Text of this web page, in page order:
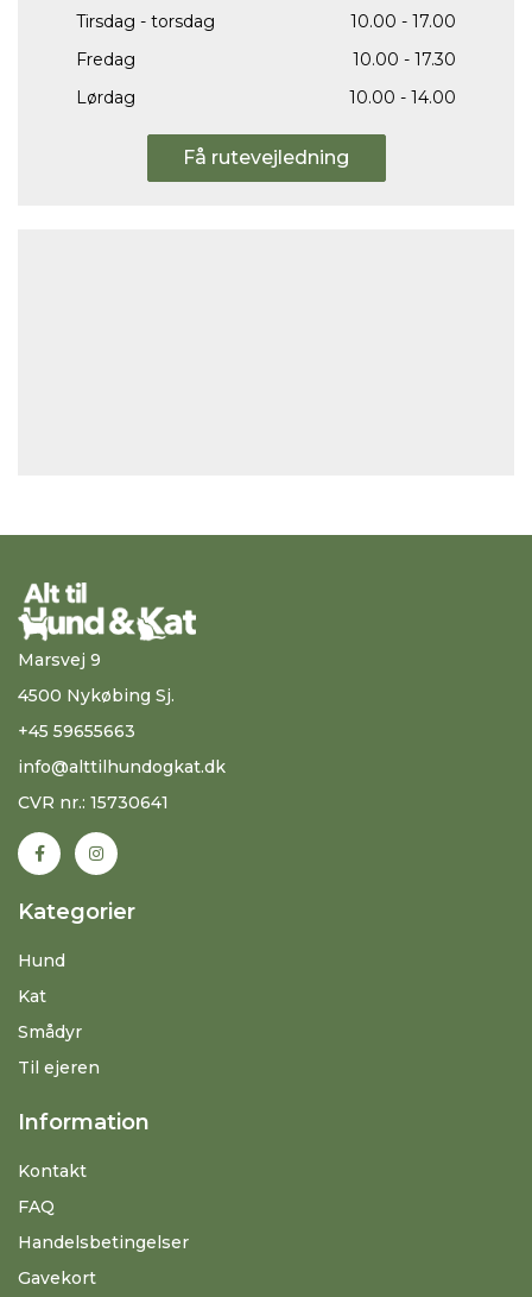
Tirsdag - torsdag
10.00 - 17.00
Fredag
10.00 - 17.30
Lørdag
10.00 - 14.00
Få rutevejledning
Marsvej 9
4500 Nykøbing Sj.
+45 59655663
info@alttilhundogkat.dk
CVR nr.: 15730641
Kategorier
Hund
Kat
Smådyr
Til ejeren
Information
Kontakt
FAQ
Handelsbetingelser
Gavekort